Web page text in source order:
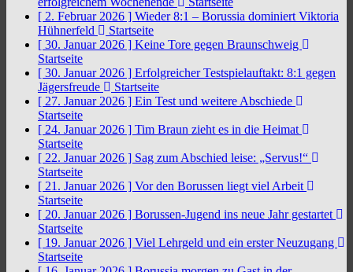
[ 2. Februar 2026 ] Wieder 8:1 – Borussia dominiert Viktoria
Hühnerfeld
Startseite
[ 30. Januar 2026 ] Keine Tore gegen Braunschweig
Startseite
[ 30. Januar 2026 ] Erfolgreicher Testspielauftakt: 8:1 gegen
Jägersfreude
Startseite
[ 27. Januar 2026 ] Ein Test und weitere Abschiede
Startseite
[ 24. Januar 2026 ] Tim Braun zieht es in die Heimat
Startseite
[ 22. Januar 2026 ] Sag zum Abschied leise: „Servus!“
Startseite
[ 21. Januar 2026 ] Vor den Borussen liegt viel Arbeit
Startseite
[ 20. Januar 2026 ] Borussen-Jugend ins neue Jahr gestartet
Startseite
[ 19. Januar 2026 ] Viel Lehrgeld und ein erster Neuzugang
Startseite